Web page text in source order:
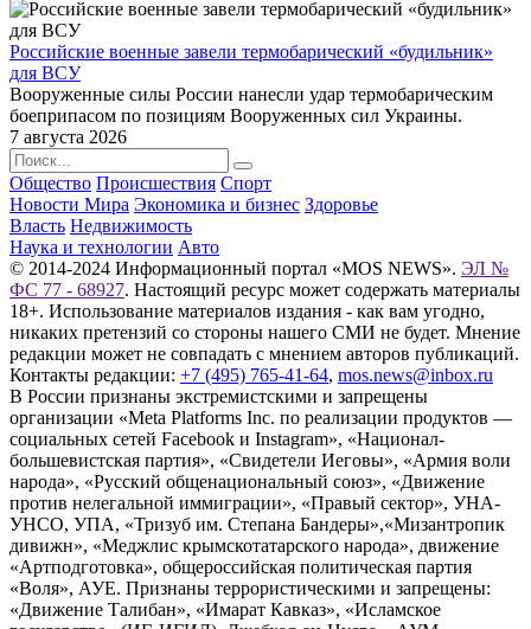
Российские военные завели термобарический «будильник»
для ВСУ
Вооруженные силы России нанесли удар термобарическим
боеприпасом по позициям Вооруженных сил Украины.
7 августа 2026
Общество Происшествия Спорт
Новости Мира Экономика и бизнес Здоровье
Власть Недвижимость
Наука и технологии Авто
© 2014-2024 Информационный портал «MOS NEWS». ЭЛ №
ФС 77 - 68927. Настоящий ресурс может содержать материалы
18+. Использование материалов издания - как вам угодно,
никаких претензий со стороны нашего СМИ не будет. Мнение
редакции может не совпадать с мнением авторов публикаций.
Контакты редакции: +7 (495) 765-41-64, mos.news@inbox.ru
В России признаны экстремистскими и запрещены
организации «Meta Platforms Inc. по реализации продуктов —
социальных сетей Facebook и Instagram», «Национал-
большевистская партия», «Свидетели Иеговы», «Армия воли
народа», «Русский общенациональный союз», «Движение
против нелегальной иммиграции», «Правый сектор», УНА-
УНСО, УПА, «Тризуб им. Степана Бандеры»,«Мизантропик
дивижн», «Меджлис крымскотатарского народа», движение
«Артподготовка», общероссийская политическая партия
«Воля», АУЕ. Признаны террористическими и запрещены:
«Движение Талибан», «Имарат Кавказ», «Исламское